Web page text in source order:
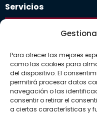
Para ofrecer las mejores
como las cookies para
del dispositivo. El
permitirá procesar datos
navegación o las
consentir o retirar el
a ciertas características y
Servicios
Plataforma educativa
Comedor Escolar
Guardería
Actualidad